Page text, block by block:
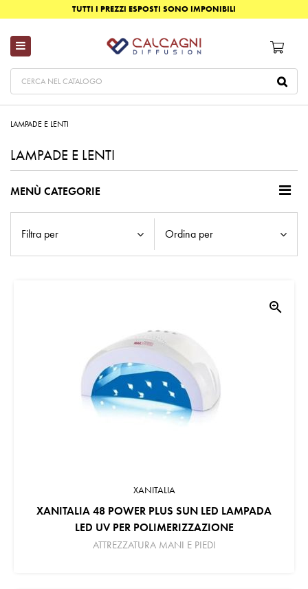
TUTTI I PREZZI ESPOSTI SONO IMPONIBILI
LAMPADE E LENTI
LAMPADE E LENTI
MENÙ CATEGORIE
Filtra per Ordina per
zoom_in
XANITALIA
XANITALIA 48 POWER PLUS SUN LED LAMPADA
LED UV PER POLIMERIZZAZIONE
ATTREZZATURA MANI E PIEDI